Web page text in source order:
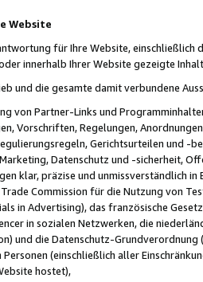
Website
für Ihre Website,
innerhalb Ihrer Website gezeigte
und die gesamte damit verbundene
von Partner-Links und
Vorschriften, Regelungen,
Gerichtsurteilen und -
Datenschutz und -sicherheit,
klar, präzise und unmissverständlich
Commission für die Nutzung von
in Advertising), das französische
in sozialen Netzwerken, die
und die Datenschutz-
(einschließlich aller
hostet),